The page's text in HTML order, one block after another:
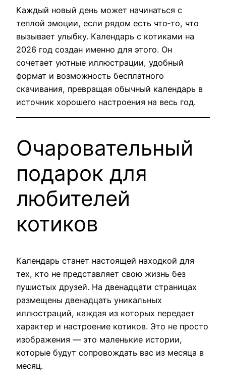
Каждый новый день может начинаться с
теплой эмоции, если рядом есть что‑то, что
вызывает улыбку. Календарь с котиками на
2026 год создан именно для этого. Он
сочетает уютные иллюстрации, удобный
формат и возможность бесплатного
скачивания, превращая обычный календарь в
источник хорошего настроения на весь год.
Очаровательный
подарок для
любителей
котиков
Календарь станет настоящей находкой для
тех, кто не представляет свою жизнь без
пушистых друзей. На двенадцати страницах
размещены двенадцать уникальных
иллюстраций, каждая из которых передает
характер и настроение котиков. Это не просто
изображения — это маленькие истории,
которые будут сопровождать вас из месяца в
месяц.